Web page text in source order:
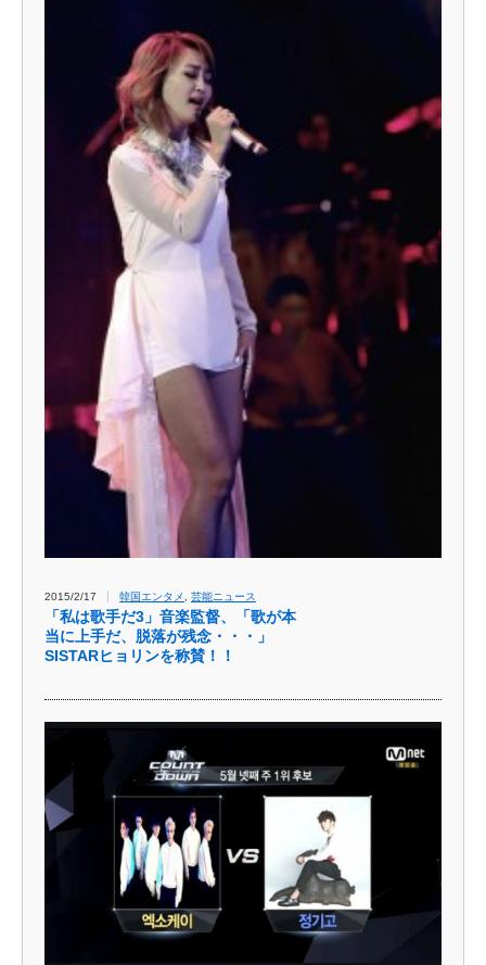
2015/2/17 韓国エンタメ 芸能ニュース
「私は歌手だ3」音楽監督、「歌が本
当に上手だ、脱落が残念・・・」
SISTARヒョリンを称賛！！